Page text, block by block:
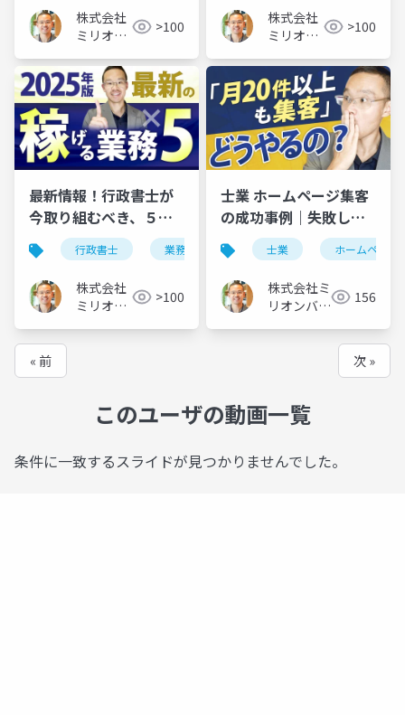
株式会社
ミリオン
>100
株式会社
ミリオン
>100
最新情報！行政書士が
今取り組むべき、５つ
の業務行政書士 業務 専門分野 最新
株式会社
ミリオン
>100
士業 ホームページ集客
の成功事例｜失敗しな
い制作・運用5つのポイ
ント
士業 ホームページ
株式会社ミ
リオンバリ
156
« 前 次 »
このユーザの動画一覧
条件に一致するスライドが見つかりませんでした。